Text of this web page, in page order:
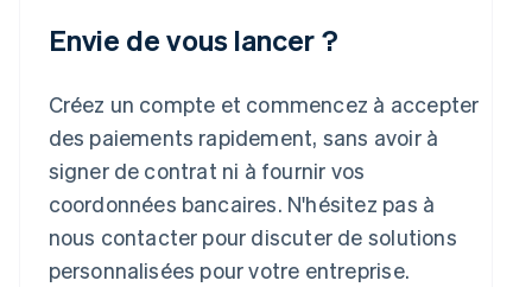
Envie de vous lancer ?
Créez un compte et commencez à accepter
des paiements rapidement, sans avoir à
signer de contrat ni à fournir vos
coordonnées bancaires. N'hésitez pas à
nous contacter pour discuter de solutions
personnalisées pour votre entreprise.
English
Italie
Japon
Lettonie
English
Liechtenstein
DeutschEnglish
Lituanie
English